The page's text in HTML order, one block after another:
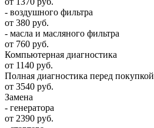
- воздушного фильтра
от 380 руб.
- масла и масляного фильтра
от 760 руб.
Компьютерная диагностика
от 1140 руб.
Полная диагностика перед покупкой
от 3540 руб.
Замена
- генератора
от 2390 руб.